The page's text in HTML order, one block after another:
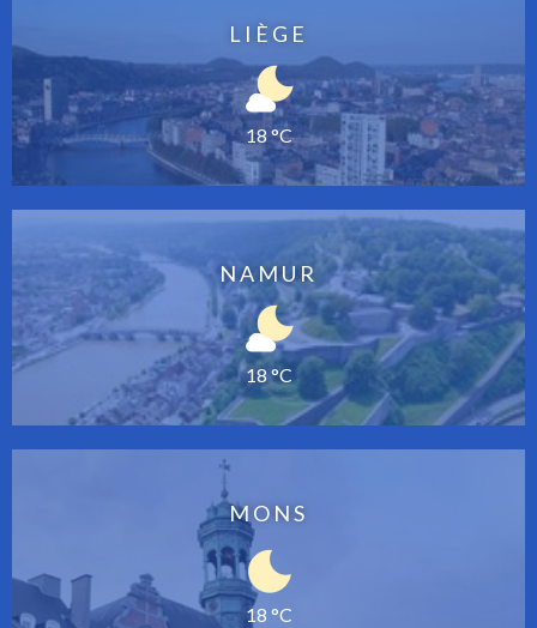
LIÈGE
18 °C
NAMUR
18 °C
MONS
18 °C